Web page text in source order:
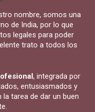
nombre, somos una
de India, por lo que
legales para poder
trato a todos los
, integrada por
entusiasmados y
tarea de dar un buen